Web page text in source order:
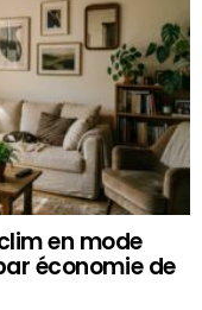
en mode
économie de